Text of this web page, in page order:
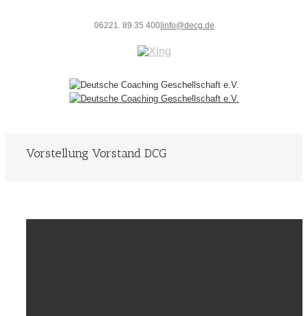
06221. 89 35 400| info@decg.de
Vorstellung Vorstand DCG